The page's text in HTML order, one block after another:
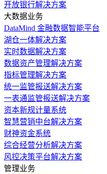
开放银行解决方案
大数据业务
DataMind 金融数据智能平台
湖仓一体解决方案
实时数据解决方案
数据资产管理解决方案
指标管理解决方案
统一监管报送解决方案
一表通监管报送解决方案
资本新规计量系统
智慧营销中台解决方案
财神资金系统
综合经营分析解决方案
风控决策平台解决方案
管理业务